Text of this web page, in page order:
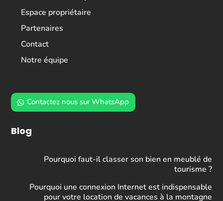
Espace propriétaire
Partenaires
Contact
Notre équipe
Contactez nous sur WhatsApp
Blog
Pourquoi faut-il classer son bien en meublé de
tourisme ?
Pourquoi une connexion Internet est indispensable
pour votre location de vacances à la montagne